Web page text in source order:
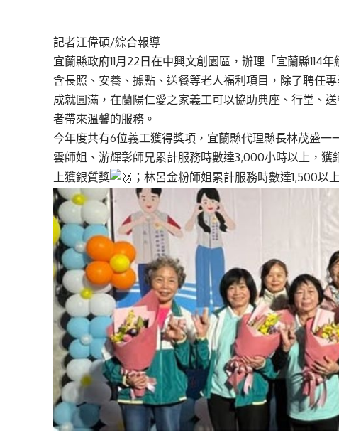
記者江偉碩/綜合報導
宜蘭縣政府11月22日在中興文創園區，辦理「宜蘭縣114
含長照、安養、據點、送餐等老人福利項目，除了聘任
成就圓滿，在蘭陽仁愛之家義工可以協助典座、行堂、
者帶來溫馨的服務。
今年度共有6位義工獲得獎項，宜蘭縣代理縣長林茂盛
雲師姐、游輝彰師兄累計服務時數達3,000小時以上，獲
上獲銀質獎
；林呂金粉師姐累計服務時數達1,500以